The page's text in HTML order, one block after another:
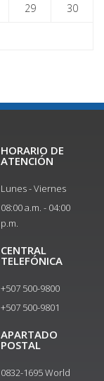
29 30
HORARIO DE
ATENCIÓN
Lunes - Viernes
08:00 a.m. - 04:00
p.m.
CENTRAL
TELEFÓNICA
+507 500-9800
+507 500-9801​
APARTADO
POSTAL
0832-1695 World